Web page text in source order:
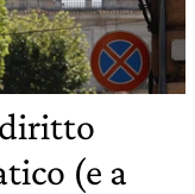
diritto
(e a